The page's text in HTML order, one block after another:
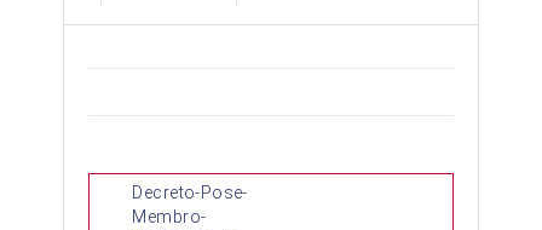
Decreto-Pose-
Membro-